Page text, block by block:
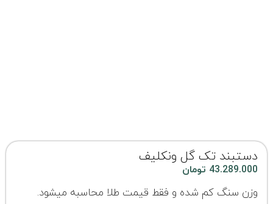
دستبند تک گل ونکلیف
43.289.000 تومان
وزن سنگ کم شده و فقط قیمت طلا محاسبه میشود.